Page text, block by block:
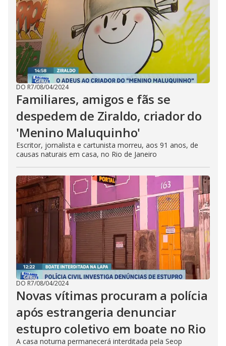
DO R7/08/04/2024
Familiares, amigos e fãs se
despedem de Ziraldo, criador do
'Menino Maluquinho'
Escritor, jornalista e cartunista morreu, aos 91 anos, de
causas naturais em casa, no Rio de Janeiro
DO R7/08/04/2024
Novas vítimas procuram a polícia
após estrangeria denunciar
estupro coletivo em boate no Rio
A casa noturna permanecerá interditada pela Seop